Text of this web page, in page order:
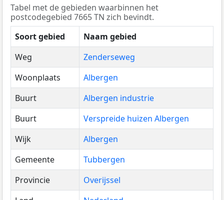
Tabel met de gebieden waarbinnen het
postcodegebied 7665 TN zich bevindt.
Soort gebied
Naam gebied
Weg
Zenderseweg
Woonplaats
Albergen
Buurt
Albergen industrie
Buurt
Verspreide huizen Albergen
Wijk
Albergen
Gemeente
Tubbergen
Provincie
Overijssel